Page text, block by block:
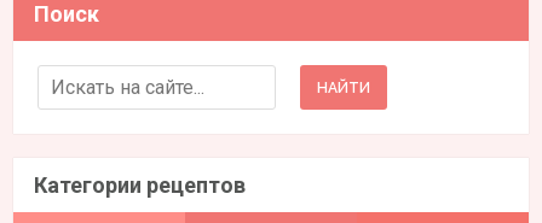
Поиск
Search for:
Категории рецептов